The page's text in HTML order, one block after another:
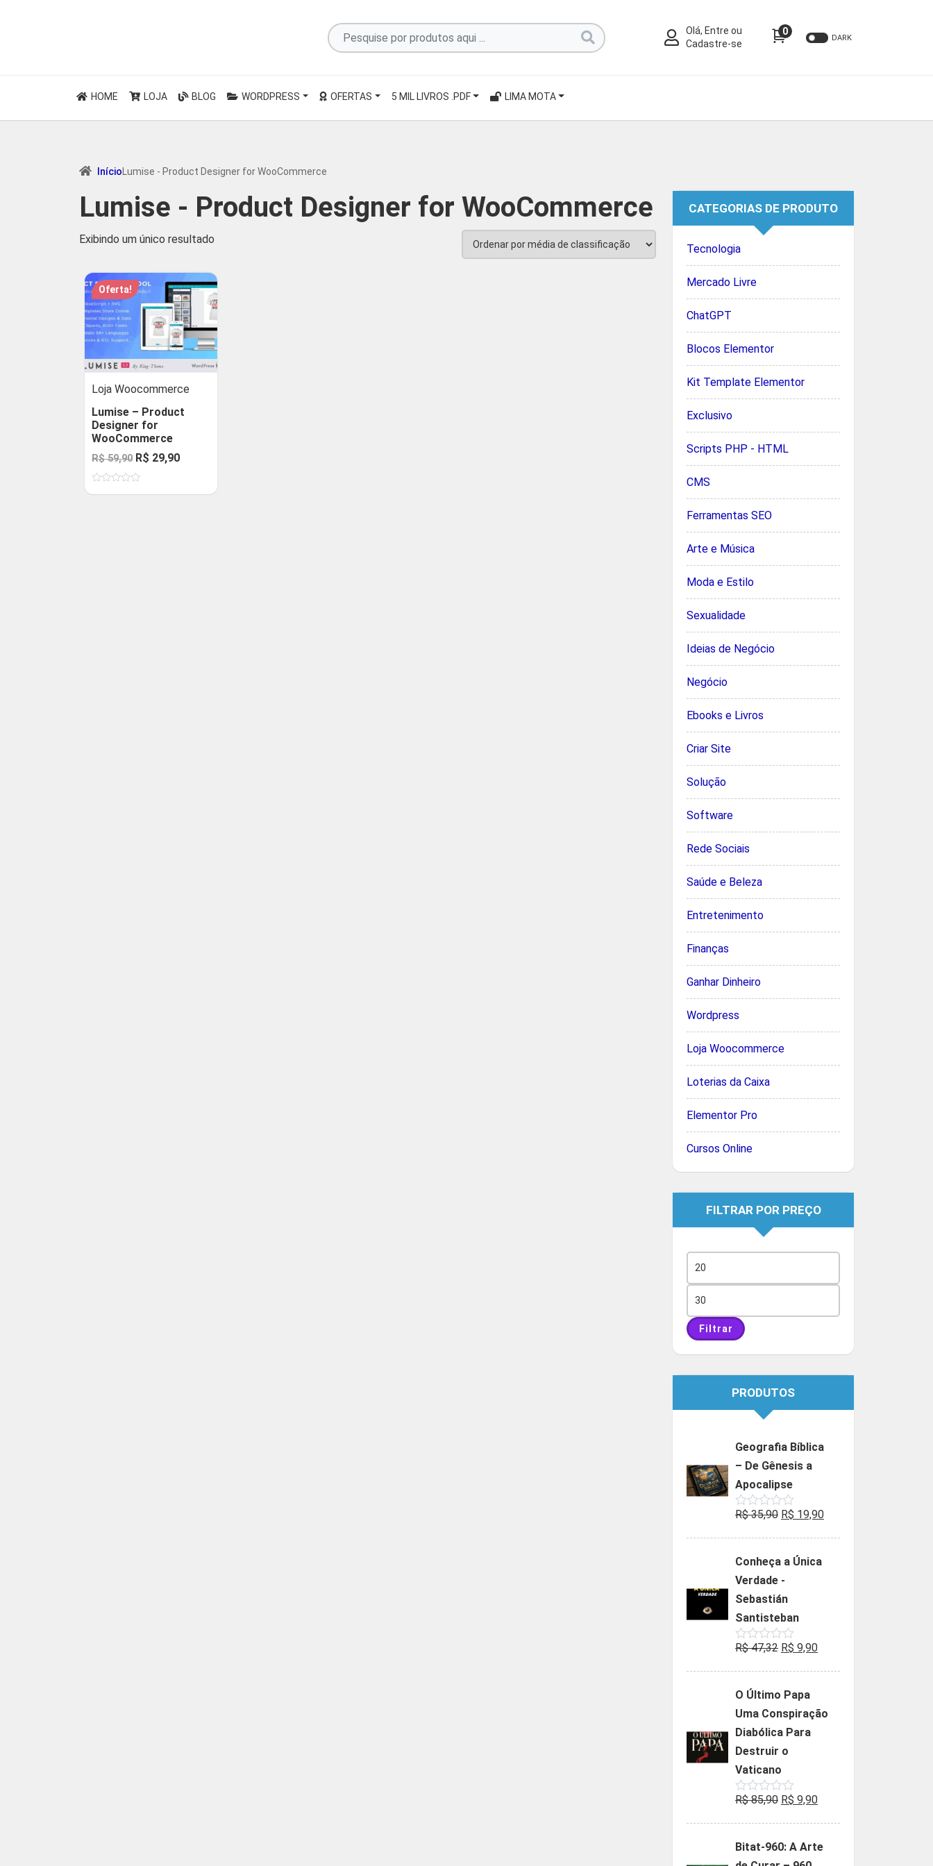
Pesquise
por
Olá, Entre ou
Cadastre-se
0
DARK
HOME LOJA BLOG WORDPRESS OFERTAS 5 MIL LIVROS .PDF LIMA MOTA
Início Lumise - Product Designer for WooCommerce
Lumise - Product Designer for WooCommerce
Exibindo um único resultado
Oferta!
Loja Woocommerce
Lumise – Product
Designer for
WooCommerce
R$59,90 O
preço
original
R$ 29,90O
atual
CATEGORIAS DE PRODUTO
Tecnologia
Mercado Livre
ChatGPT
Blocos Elementor
Kit Template Elementor
Exclusivo
Scripts PHP - HTML
CMS
Ferramentas SEO
Arte e Música
Moda e Estilo
Sexualidade
Ideias de Negócio
Negócio
Ebooks e Livros
Criar Site
Solução
Software
Rede Sociais
Saúde e Beleza
Entretenimento
Finanças
Ganhar Dinheiro
Wordpress
Loja Woocommerce
Loterias da Caixa
Elementor Pro
Cursos Online
FILTRAR POR PREÇO
mínimo
máximo
Filtrar
PRODUTOS
Geografia Bíblica
– De Gênesis a
Apocalipse
Avaliação
de
R$35,90 O
era:
R$ 19,90O
Conheça a Única
Verdade -
Sebastián
Santisteban
Avaliação
de
R$47,32 O
era:
R$ 47,32.
R$ 9,90O
R$ 9,90.
O Último Papa
Uma Conspiração
Diabólica Para
Destruir o
Vaticano
Avaliação
de
R$85,90 O
era:
R$ 9,90O
é:
Bitat-960: A Arte